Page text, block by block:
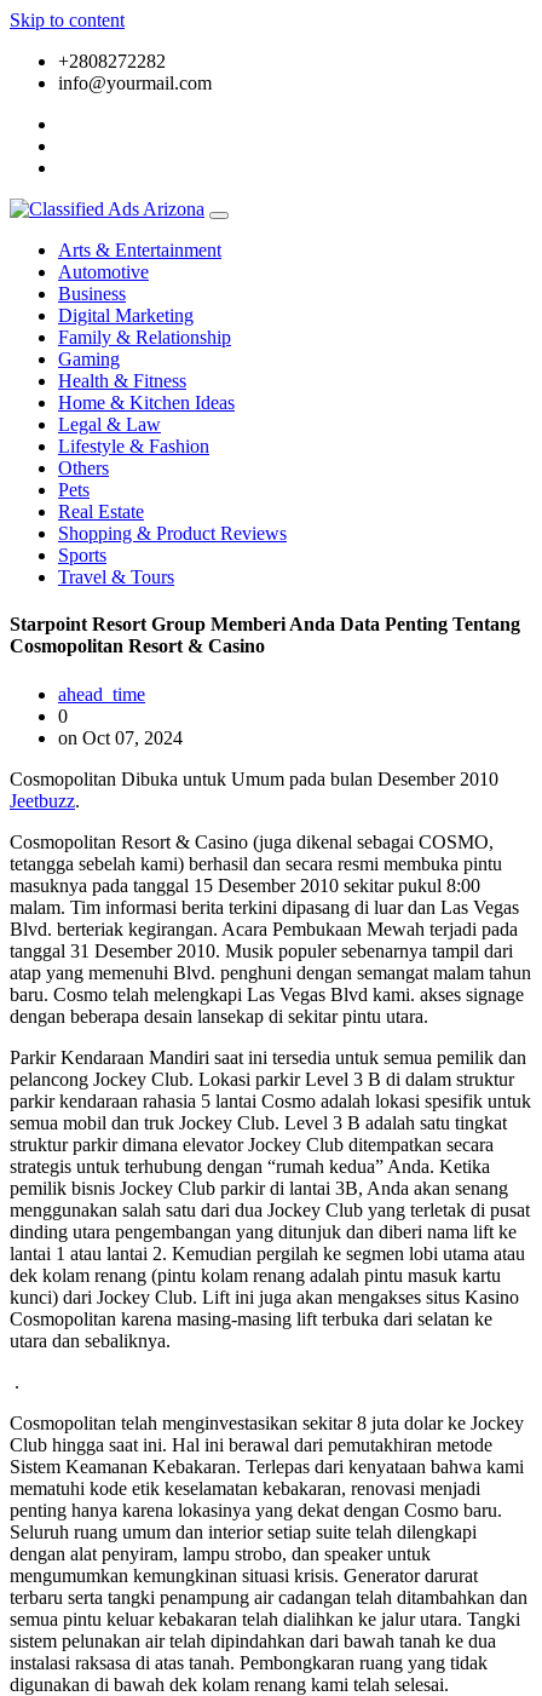
Skip to content
+2808272282
info@yourmail.com
Arts & Entertainment
Automotive
Business
Digital Marketing
Family & Relationship
Gaming
Health & Fitness
Home & Kitchen Ideas
Legal & Law
Lifestyle & Fashion
Others
Pets
Real Estate
Shopping & Product Reviews
Sports
Travel & Tours
Starpoint Resort Group Memberi Anda Data Penting Tentang
Cosmopolitan Resort & Casino
ahead_time
0
on Oct 07, 2024
Cosmopolitan Dibuka untuk Umum pada bulan Desember 2010
Jeetbuzz.
Cosmopolitan Resort & Casino (juga dikenal sebagai COSMO,
tetangga sebelah kami) berhasil dan secara resmi membuka pintu
masuknya pada tanggal 15 Desember 2010 sekitar pukul 8:00
malam. Tim informasi berita terkini dipasang di luar dan Las Vegas
Blvd. berteriak kegirangan. Acara Pembukaan Mewah terjadi pada
tanggal 31 Desember 2010. Musik populer sebenarnya tampil dari
atap yang memenuhi Blvd. penghuni dengan semangat malam tahun
baru. Cosmo telah melengkapi Las Vegas Blvd kami. akses signage
dengan beberapa desain lansekap di sekitar pintu utara.
Parkir Kendaraan Mandiri saat ini tersedia untuk semua pemilik dan
pelancong Jockey Club. Lokasi parkir Level 3 B di dalam struktur
parkir kendaraan rahasia 5 lantai Cosmo adalah lokasi spesifik untuk
semua mobil dan truk Jockey Club. Level 3 B adalah satu tingkat
struktur parkir dimana elevator Jockey Club ditempatkan secara
strategis untuk terhubung dengan “rumah kedua” Anda. Ketika
pemilik bisnis Jockey Club parkir di lantai 3B, Anda akan senang
menggunakan salah satu dari dua Jockey Club yang terletak di pusat
dinding utara pengembangan yang ditunjuk dan diberi nama lift ke
lantai 1 atau lantai 2. Kemudian pergilah ke segmen lobi utama atau
dek kolam renang (pintu kolam renang adalah pintu masuk kartu
kunci) dari Jockey Club. Lift ini juga akan mengakses situs Kasino
Cosmopolitan karena masing-masing lift terbuka dari selatan ke
utara dan sebaliknya.
.
Cosmopolitan telah menginvestasikan sekitar 8 juta dolar ke Jockey
Club hingga saat ini. Hal ini berawal dari pemutakhiran metode
Sistem Keamanan Kebakaran. Terlepas dari kenyataan bahwa kami
mematuhi kode etik keselamatan kebakaran, renovasi menjadi
penting hanya karena lokasinya yang dekat dengan Cosmo baru.
Seluruh ruang umum dan interior setiap suite telah dilengkapi
dengan alat penyiram, lampu strobo, dan speaker untuk
mengumumkan kemungkinan situasi krisis. Generator darurat
terbaru serta tangki penampung air cadangan telah ditambahkan dan
semua pintu keluar kebakaran telah dialihkan ke jalur utara. Tangki
sistem pelunakan air telah dipindahkan dari bawah tanah ke dua
instalasi raksasa di atas tanah. Pembongkaran ruang yang tidak
digunakan di bawah dek kolam renang kami telah selesai.